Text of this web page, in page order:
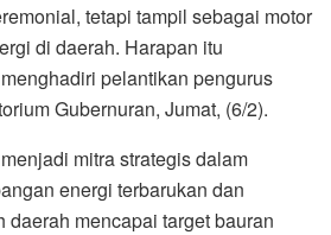
tetapi tampil sebagai motor
di daerah. Harapan itu
pelantikan pengurus
Gubernuran, Jumat, (6/2).
mitra strategis dalam
energi terbarukan dan
daerah mencapai target bauran